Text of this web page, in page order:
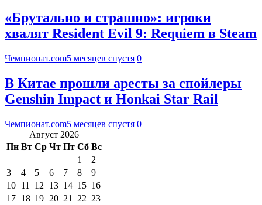
«Брутально и страшно»: игроки
хвалят Resident Evil 9: Requiem в Steam
Чемпионат.com5 месяцев спустя 0
В Китае прошли аресты за спойлеры
Genshin Impact и Honkai Star Rail
Чемпионат.com5 месяцев спустя 0
Август 2026
Пн Вт Ср Чт Пт Сб Вс
1
2
3
4 5 6 7 8
9
10 11 12 13 14 15 16
17 18 19 20 21 22 23